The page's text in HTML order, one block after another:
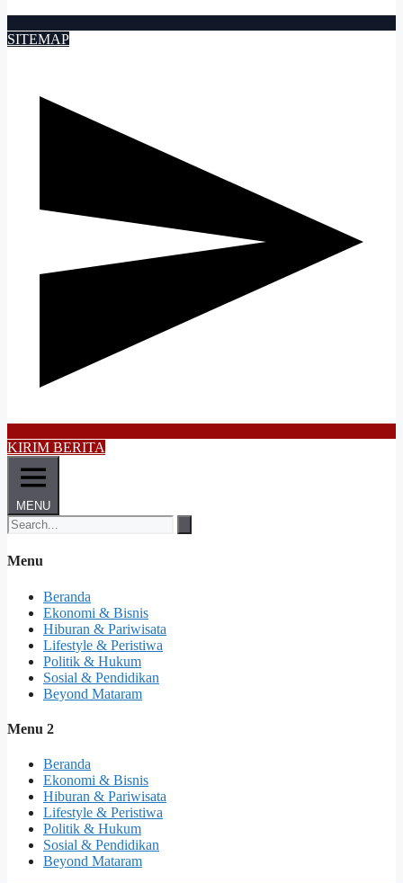
SITEMAP
KIRIM BERITA
MENU
Menu
Beranda
Ekonomi & Bisnis
Hiburan & Pariwisata
Lifestyle & Peristiwa
Politik & Hukum
Sosial & Pendidikan
Beyond Mataram
Menu 2
Beranda
Ekonomi & Bisnis
Hiburan & Pariwisata
Lifestyle & Peristiwa
Politik & Hukum
Sosial & Pendidikan
Beyond Mataram